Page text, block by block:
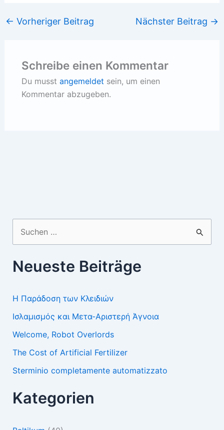
← Vorheriger Beitrag Nächster Beitrag →
Schreibe einen Kommentar
Du musst angemeldet sein, um einen
Kommentar abzugeben.
nach:
Neueste Beiträge
Η Παράδοση των Κλειδιών
Ισλαμισμός και Μετα-Αριστερή Άγνοια
Welcome, Robot Overlords
The Cost of Artificial Fertilizer
Sterminio completamente automatizzato
Kategorien